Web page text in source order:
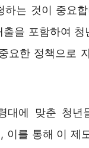
하는 것이 중요
출을 포함하여 청
요한 정책으로
대에 맞춘 청년
이를 통해 이 제